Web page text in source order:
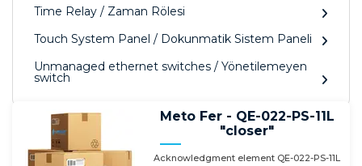
Time Relay / Zaman Rölesi
Touch System Panel / Dokunmatik Sistem Paneli
Unmanaged ethernet switches / Yönetilemeyen
switch
Meto Fer - QE-022-PS-11L
"closer"
Acknowledgment element QE-022-PS-11L